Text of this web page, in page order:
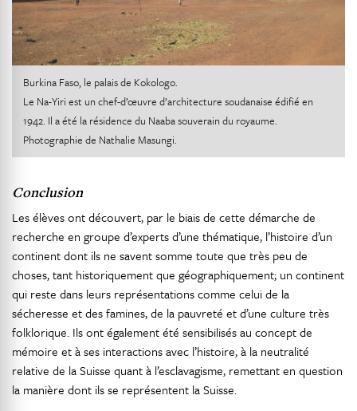
Burkina Faso, le palais de Kokologo.
Le Na-Yiri est un chef-d’œuvre d’architecture soudanaise édifié en
1942. Il a été la résidence du Naaba souverain du royaume.
Photographie de Nathalie Masungi.
Conclusion
Les élèves ont découvert, par le biais de cette démarche de
recherche en groupe d’experts d’une thématique, l’histoire d’un
continent dont ils ne savent somme toute que très peu de
choses, tant historiquement que géographiquement; un continent
qui reste dans leurs représentations comme celui de la
sécheresse et des famines, de la pauvreté et d’une culture très
folklorique. Ils ont également été sensibilisés au concept de
mémoire et à ses interactions avec l’histoire, à la neutralité
relative de la Suisse quant à l’esclavagisme, remettant en question
la manière dont ils se représentent la Suisse.